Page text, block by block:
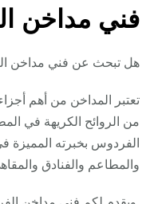
فني مداخن
هل تبحث عن فني مداخن
تعتبر المداخن من أهم
من الروائح الكريهة في
الفردوس بخبرته المميزة
والمطاعم والفنادق